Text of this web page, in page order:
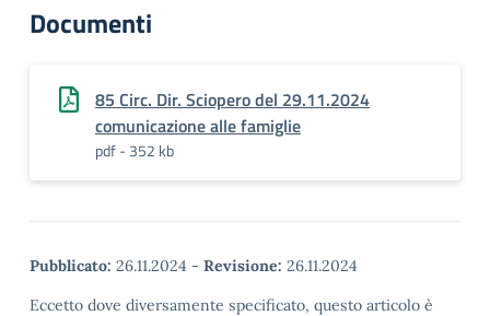
Documenti
85 Circ. Dir. Sciopero del 29.11.2024
comunicazione alle famiglie
pdf - 352 kb
Pubblicato: 26.11.2024 - Revisione: 26.11.2024
Eccetto dove diversamente specificato, questo articolo è